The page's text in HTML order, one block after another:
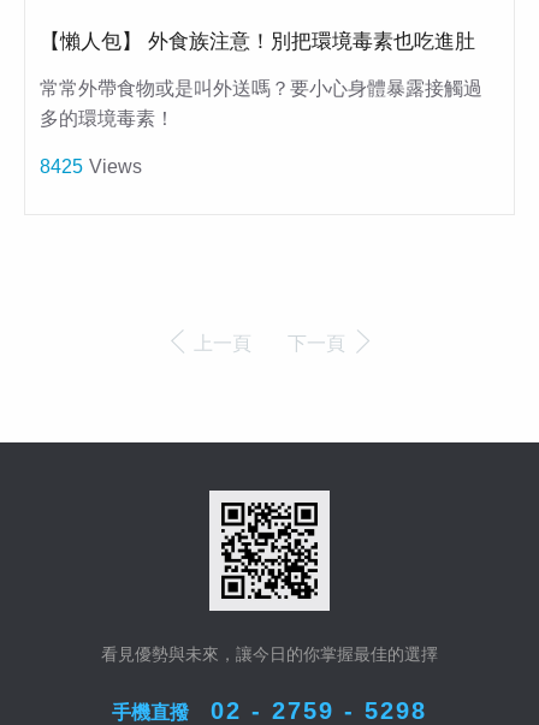
【懶人包】 外食族注意！別把環境毒素也吃進肚
常常外帶食物或是叫外送嗎？要小心身體暴露接觸過
多的環境毒素！
8425 Views
上一頁 下一頁
看見優勢與未來，讓今日的你掌握最佳的選擇
手機直撥 02 - 2759 - 5298